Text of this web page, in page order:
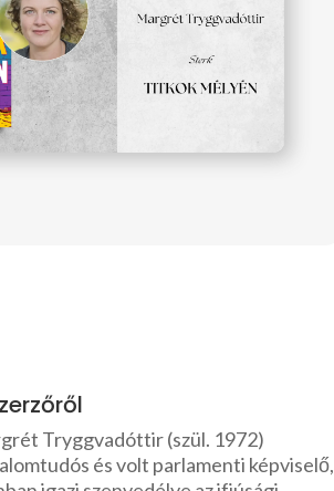
Tryggvadóttir (szül. 1972)
és volt parlamenti képviselő,